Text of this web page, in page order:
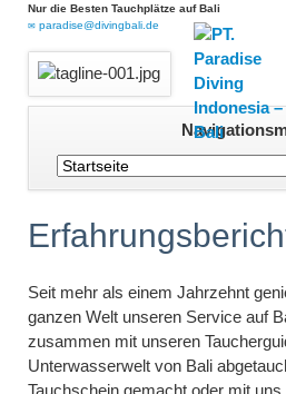
Nur die Besten Tauchplätze auf Bali
paradise@divingbali.de
überspringen
Seit mehr als einem Jahrzehnt
ganzen Welt unseren Service auf
zusammen mit unseren
Unterwasserwelt von Bali